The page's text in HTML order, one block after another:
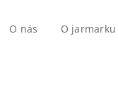
O nás O jarmarku